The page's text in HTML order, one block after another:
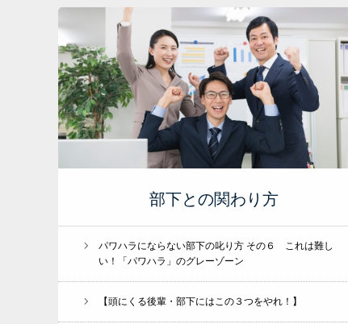
部下との関わり方
パワハラにならない部下の叱り方 その６ これは難し
い！「パワハラ」のグレーゾーン
【頭にくる後輩・部下にはこの３つをやれ！】